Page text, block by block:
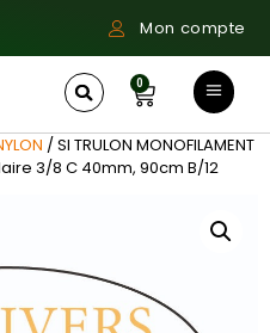
Mon compte
0
/ SI TRULON MONOFILAMENT
3/8 C 40mm, 90cm B/12